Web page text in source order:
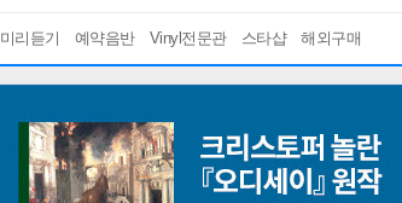
미리듣기 예약음반 Vinyl전문관 스타샵 해외구매